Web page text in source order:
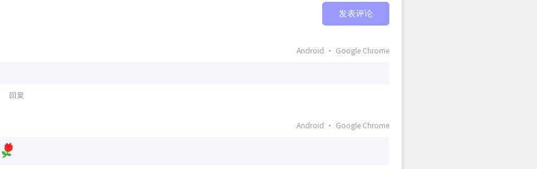
发表评论
Android · Google Chrome
回复
Android · Google Chrome